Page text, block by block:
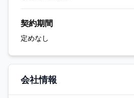
契約期間
定めなし
会社情報